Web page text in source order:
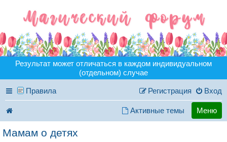
Результат может отличаться в каждом индивидуальном
(отдельном) случае
Правила Вход
Регистрация
Активные темы Меню
Мамам о детях